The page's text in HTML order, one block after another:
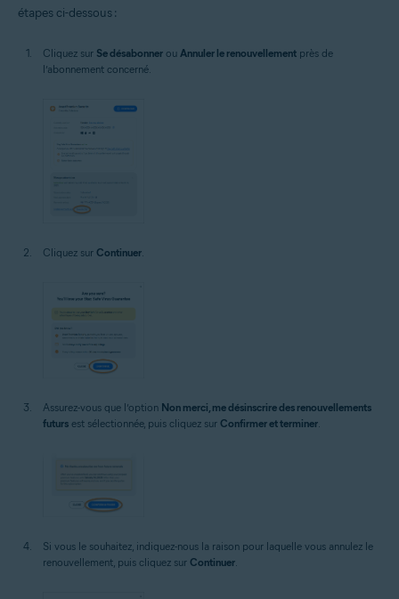
étapes ci-dessous :
Cliquez sur Se désabonner ou Annuler le renouvellement près de
l’abonnement concerné.
Cliquez sur Continuer.
Assurez-vous que l’option Non merci, me désinscrire des renouvellements
futurs est sélectionnée, puis cliquez sur Confirmer et terminer.
Si vous le souhaitez, indiquez-nous la raison pour laquelle vous annulez le
renouvellement, puis cliquez sur Continuer.